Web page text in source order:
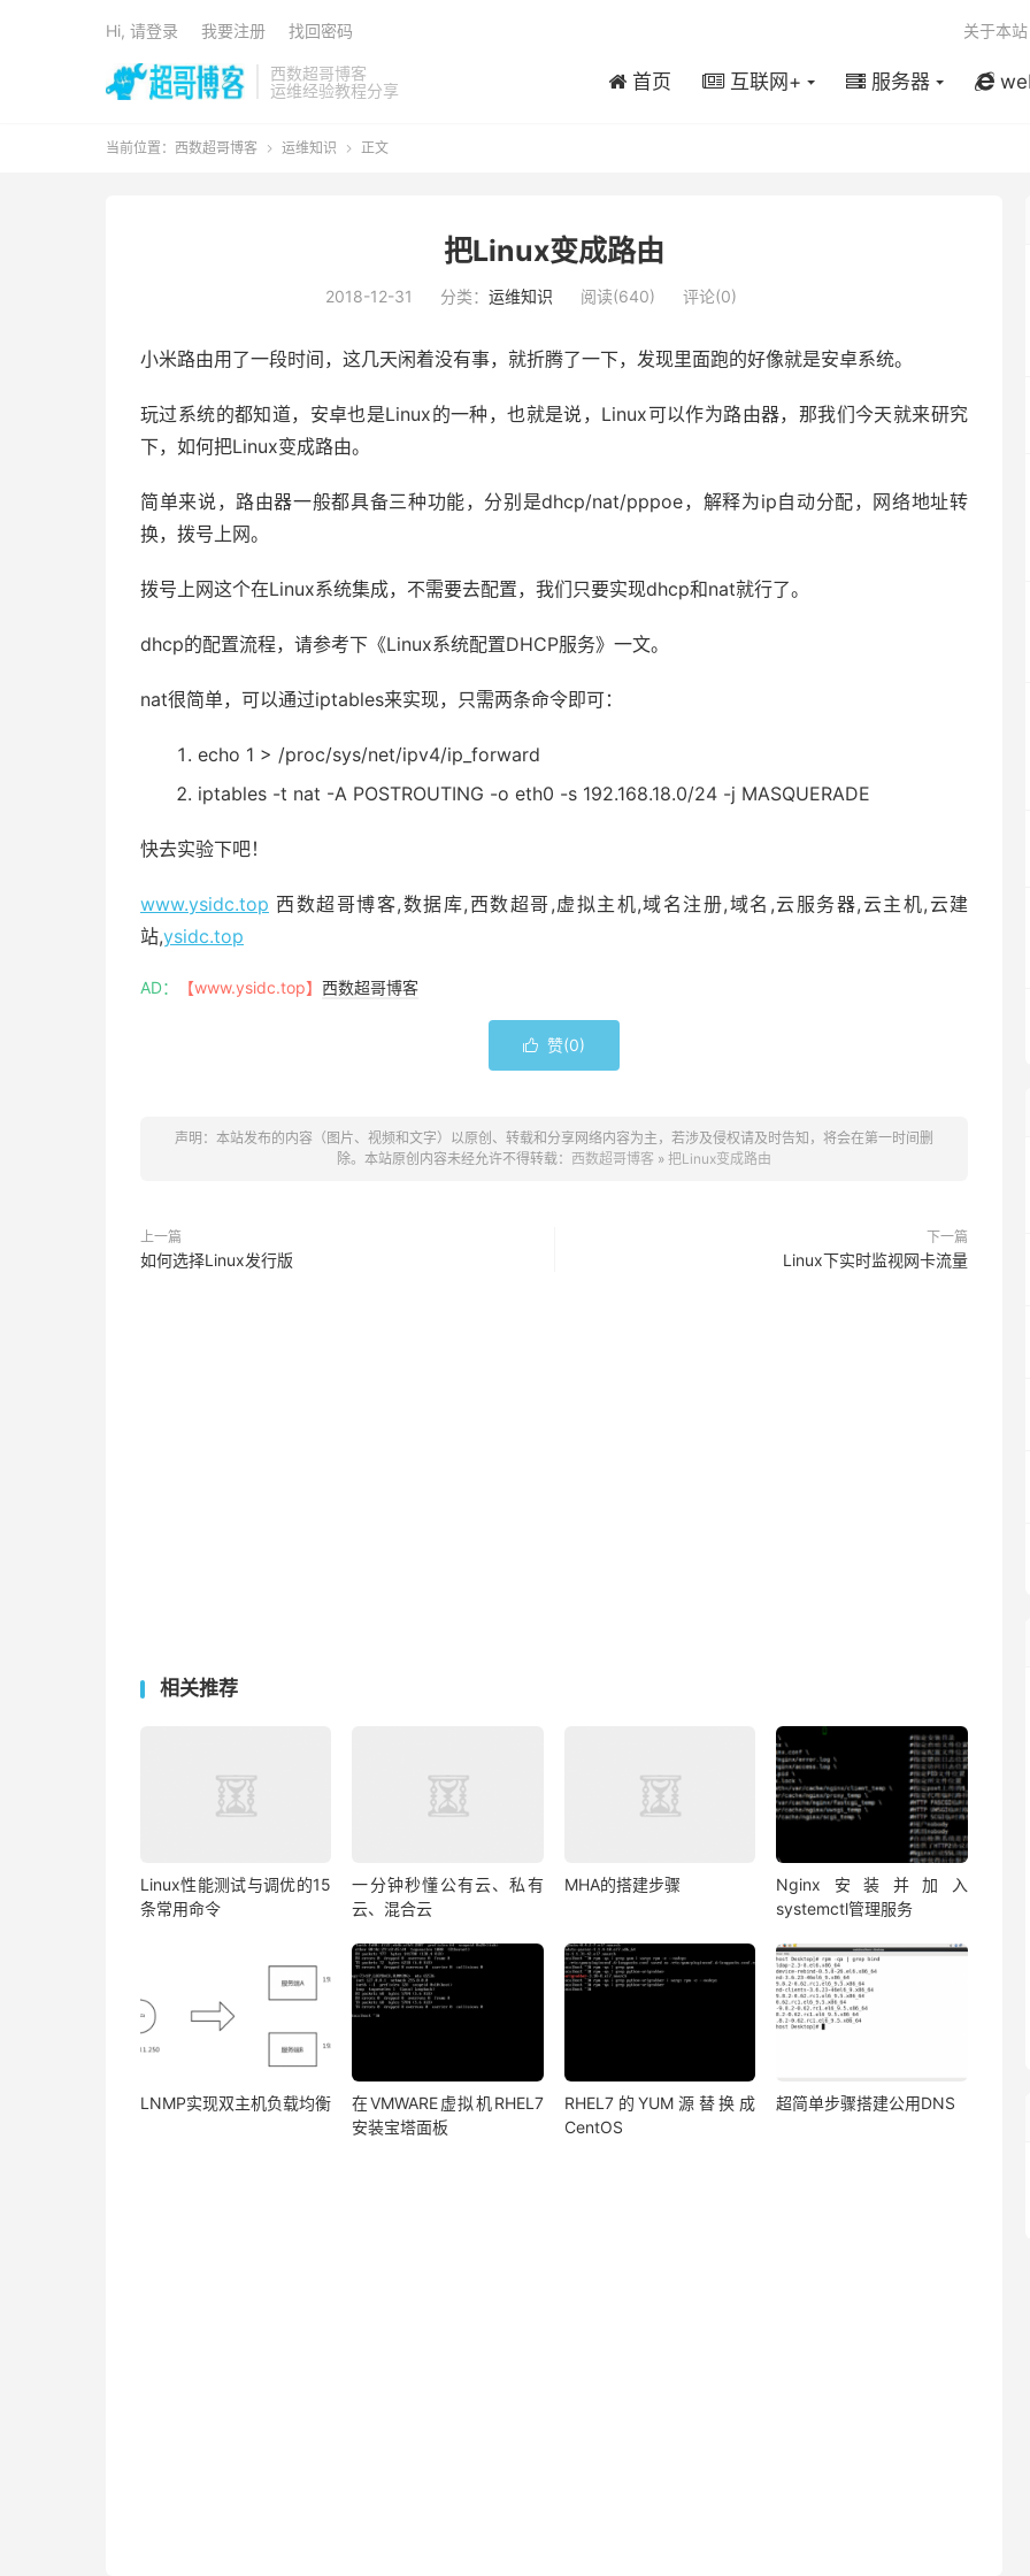
西数超哥博客
运维经验教程分享
首页 互联网+ 服务器
关于本站
Hi, 请登录 我要注册 找回密码
当前位置： 西数超哥博客  运维知识  正文
把Linux变成路由
2018-12-31 分类： 运维知识 阅读(640) 评论(0)
小米路由用了一段时间，这几天闲着没有事，就折腾了一下，发现里面跑的好像就是安卓系统。
玩过系统的都知道，安卓也是Linux的一种，也就是说，Linux可以作为路由器，那我们今天就来研究
下，如何把Linux变成路由。
简单来说，路由器一般都具备三种功能，分别是dhcp/nat/pppoe，解释为ip自动分配，网络地址转
换，拨号上网。
拨号上网这个在Linux系统集成，不需要去配置，我们只要实现dhcp和nat就行了。
dhcp的配置流程，请参考下《Linux系统配置DHCP服务》一文。
nat很简单，可以通过iptables来实现，只需两条命令即可：
echo 1 > /proc/sys/net/ipv4/ip_forward
iptables -t nat -A POSTROUTING -o eth0 -s 192.168.18.0/24 -j MASQUERADE
快去实验下吧！
www.ysidc.top 西数超哥博客,数据库,西数超哥,虚拟主机,域名注册,域名,云服务器,云主机,云建
站,ysidc.top
AD： 【www.ysidc.top】 西数超哥博客
 赞(0)
声明：本站发布的内容（图片、视频和文字）以原创、转载和分享网络内容为主，若涉及侵权请及时告知，将会在第一时间删
除。本站原创内容未经允许不得转载： 西数超哥博客 » 把Linux变成路由
上一篇
如何选择Linux发行版
下一篇
Linux下实时监视网卡流量
相关推荐
Linux性能测试与调优的15
条常用命令
一分钟秒懂公有云、私有
云、混合云
MHA的搭建步骤
Nginx安装并加入
systemctl管理服务
LNMP实现双主机负载均衡
在VMWARE虚拟机RHEL7
安装宝塔面板
RHEL7的YUM源替换成
CentOS
超简单步骤搭建公用DNS